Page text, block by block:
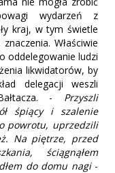
wydarzeń z
kraj, w tym świetle
Właściwie
oddelegowanie ludzi
likwidatorów, by
delegacji weszli
- Przyszli
śpiący i szalenie
powrotu, uprzedzili
Na piętrze, przed
ściągnąłem
do domu nagi-